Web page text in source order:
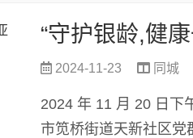
“守护银龄,健
2024-11-23 同城
2024 年 11 月 20 日下
市笕桥街道天新社区党